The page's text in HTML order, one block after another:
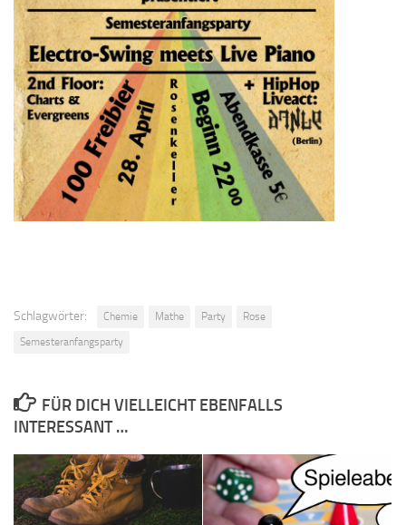
Schlagwörter: Chemie Mathe Party
Rose
Semesteranfangsparty
FÜR DICH VIELLEICHT EBENFALLS
INTERESSANT …